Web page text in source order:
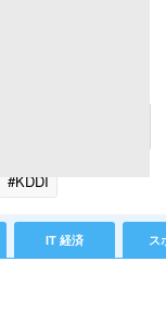
#KDDI
IT 経済 ス